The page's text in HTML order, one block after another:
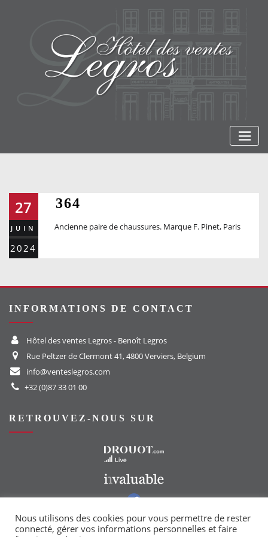
27
JUIN
2024
364
Ancienne paire de chaussures. Marque F. Pinet, Paris
INFORMATIONS DE CONTACT
Hôtel des ventes Legros - Benoît Legros
Rue Peltzer de Clermont 41, 4800 Verviers, Belgium
info@venteslegros.com
+32 (0)87 33 01 00
RETROUVEZ-NOUS SUR
Vers notre groupe Facebook
Nous utilisons des cookies pour vous permettre de rester
connecté, gérer vos informations personnelles et faire